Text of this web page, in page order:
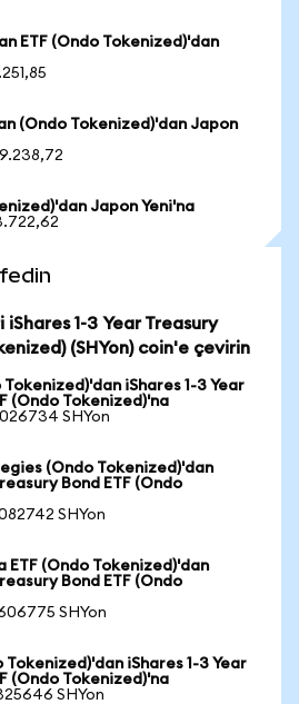
ETF (Ondo Tokenized)'dan
(Ondo Tokenized)'dan Japon
Japon Yeni'na
1-3 Year Treasury
(SHYon) coin'e çevirin
Tokenized)'dan iShares 1-3 Year
(Ondo Tokenized)'na
SHYon
(Ondo Tokenized)'dan
Bond ETF (Ondo
SHYon
ETF (Ondo Tokenized)'dan
Bond ETF (Ondo
SHYon
iShares 1-3 Year
(Ondo Tokenized)'na
SHYon